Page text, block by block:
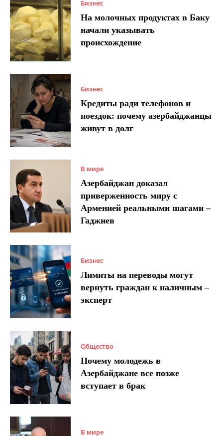
Бизнес
На молочных продуктах в Баку
начали указывать
происхождение
Бизнес
Кредиты ради телефонов и
поездок: почему азербайджанцы
живут в долг
В мире
Азербайджан доказал
приверженность миру с
Арменией реальными шагами –
Гаджиев
Бизнес
Лимиты на переводы могут
вернуть граждан к наличным –
эксперт
Общество
Почему молодежь в
Азербайджане все позже
вступает в брак
В мире